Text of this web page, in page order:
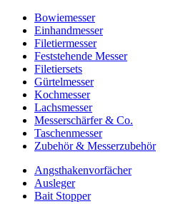
Bowiemesser
Einhandmesser
Filetiermesser
Feststehende Messer
Filetiersets
Gürtelmesser
Kochmesser
Lachsmesser
Messerschärfer & Co.
Taschenmesser
Zubehör & Messerzubehör
Angsthakenvorfächer
Ausleger
Bait Stopper